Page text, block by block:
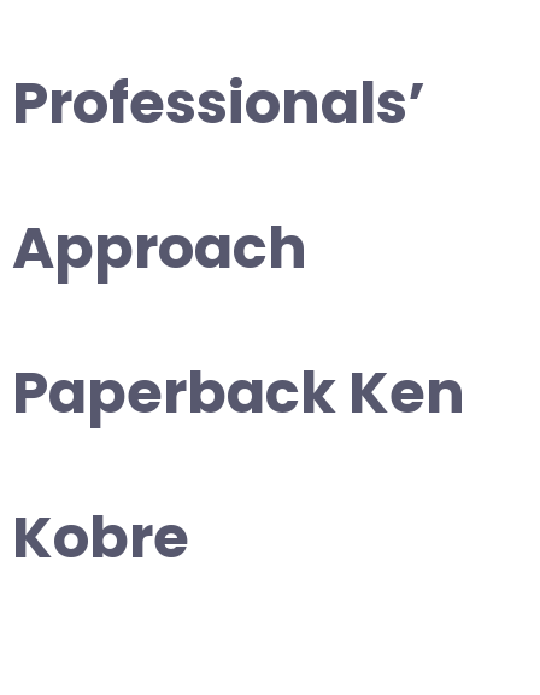
Professionals’
Approach
Paperback Ken
Kobre